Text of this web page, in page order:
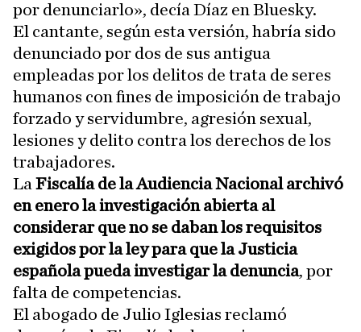
por denunciarlo», decía Díaz en Bluesky.
El cantante, según esta versión, habría sido
denunciado por dos de sus antigua
empleadas por los delitos de trata de seres
humanos con fines de imposición de trabajo
forzado y servidumbre, agresión sexual,
lesiones y delito contra los derechos de los
trabajadores.
La Fiscalía de la Audiencia Nacional archivó
en enero la investigación abierta al
considerar que no se daban los requisitos
exigidos por la ley para que la Justicia
española pueda investigar la denuncia, por
falta de competencias.
El abogado de Julio Iglesias reclamó